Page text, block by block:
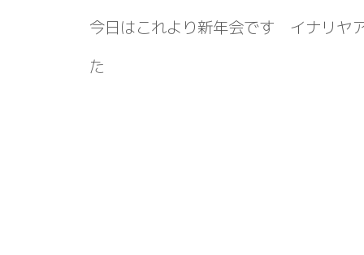
今日はこれより新年会です イナリヤ
た